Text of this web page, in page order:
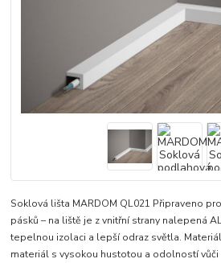
Soklová lišta MARDOM QL021 Připraveno
pásků – na liště je z vnitřní strany nalepená
tepelnou izolaci a lepší odraz světla.
materiál s vysokou hustotou a odolností vůči